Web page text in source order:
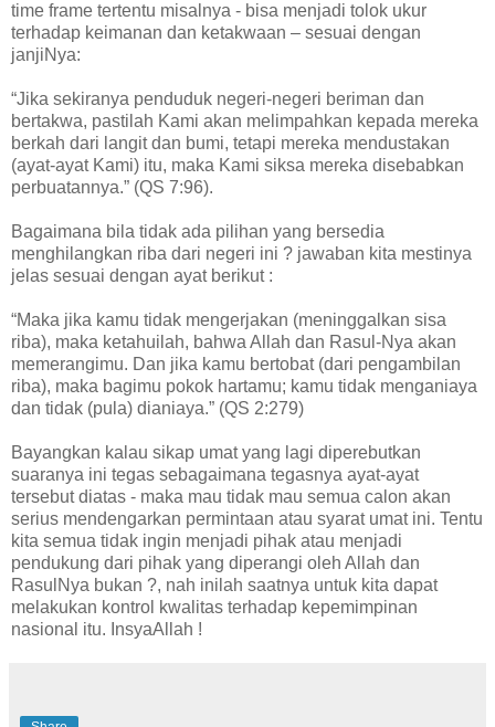
time frame tertentu misalnya - bisa menjadi tolok ukur
terhadap keimanan dan ketakwaan – sesuai dengan
janjiNya:
“Jika sekiranya penduduk negeri-negeri beriman dan
bertakwa, pastilah Kami akan melimpahkan kepada mereka
berkah dari langit dan bumi, tetapi mereka mendustakan
(ayat-ayat Kami) itu, maka Kami siksa mereka disebabkan
perbuatannya.” (QS 7:96).
Bagaimana bila tidak ada pilihan yang bersedia
menghilangkan riba dari negeri ini ? jawaban kita mestinya
jelas sesuai dengan ayat berikut :
“Maka jika kamu tidak mengerjakan (meninggalkan sisa
riba), maka ketahuilah, bahwa Allah dan Rasul-Nya akan
memerangimu. Dan jika kamu bertobat (dari pengambilan
riba), maka bagimu pokok hartamu; kamu tidak menganiaya
dan tidak (pula) dianiaya.” (QS 2:279)
Bayangkan kalau sikap umat yang lagi diperebutkan
suaranya ini tegas sebagaimana tegasnya ayat-ayat
tersebut diatas - maka mau tidak mau semua calon akan
serius mendengarkan permintaan atau syarat umat ini. Tentu
kita semua tidak ingin menjadi pihak atau menjadi
pendukung dari pihak yang diperangi oleh Allah dan
RasulNya bukan ?, nah inilah saatnya untuk kita dapat
melakukan kontrol kwalitas terhadap kepemimpinan
nasional itu. InsyaAllah !